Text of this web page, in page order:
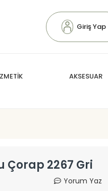
Giriş Yap
AKSESUAR
2267 Gri
Yorum Yaz